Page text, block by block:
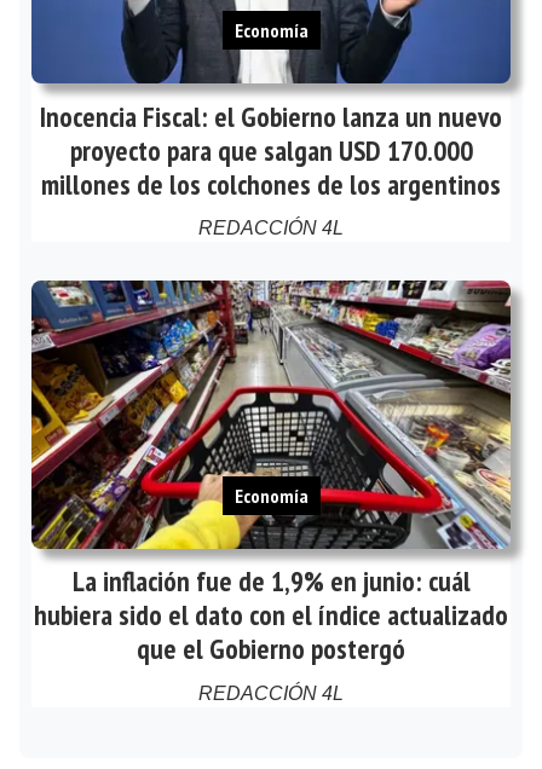
Inocencia Fiscal: el Gobierno lanza un nuevo
proyecto para que salgan USD 170.000
millones de los colchones de los argentinos
REDACCIÓN 4L
Economía
La inflación fue de 1,9% en junio: cuál
hubiera sido el dato con el índice actualizado
que el Gobierno postergó
REDACCIÓN 4L
Economía